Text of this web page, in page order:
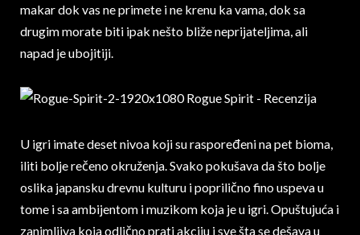
makar dok vas ne primete i ne krenu ka vama, dok sa
drugim morate biti ipak nešto bliže neprijateljima, ali
napad je ubojitiji.
U igri imate deset nivoa koji su raspoređeni na pet bioma,
iliti bolje rečeno okruženja. Svako pokušava da što bolje
oslika japansku drevnu kulturu i poprilično fino uspeva u
tome i sa ambijentom i muzikom koja je u igri. Opuštujuća i
zanimljiva koja odlično prati akciju i sve šta se dešava u